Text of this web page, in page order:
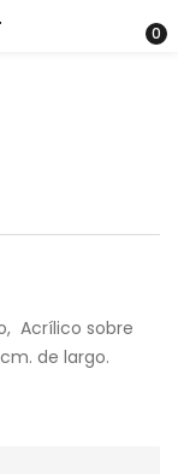
0
Acrílico sobre
de largo.